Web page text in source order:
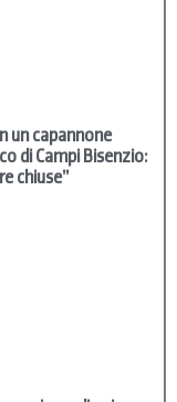
un capannone
di Campi Bisenzio:
chiuse”